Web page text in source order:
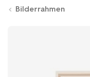
Bilderrahmen